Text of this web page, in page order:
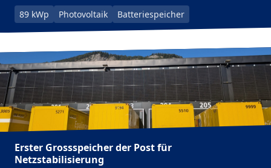
89 kWp Photovoltaik Batteriespeicher
Erster Grossspeicher der Post für
Netzstabilisierung